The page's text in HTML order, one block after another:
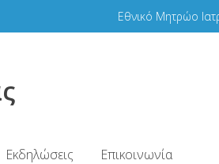
Εθνικό Μητρώο
Εκδηλώσεις Επικοινωνία